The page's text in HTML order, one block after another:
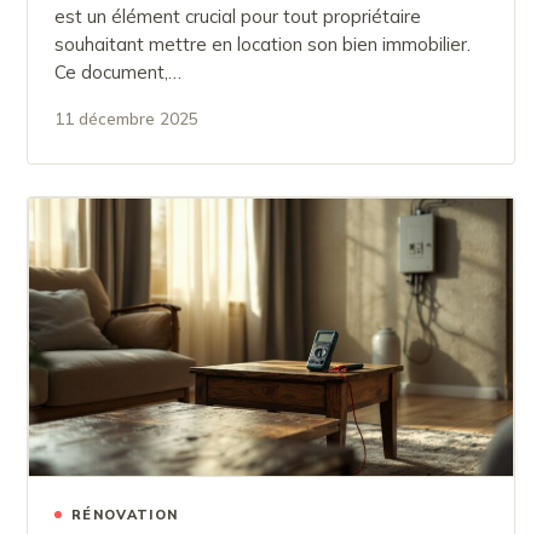
est un élément crucial pour tout propriétaire
souhaitant mettre en location son bien immobilier.
Ce document,…
11 décembre 2025
RÉNOVATION